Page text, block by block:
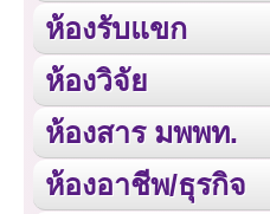
ห้องรับแขก
ห้องวิจัย
ห้องสาร มพพท.
ห้องอาชีพ/ธุรกิจ